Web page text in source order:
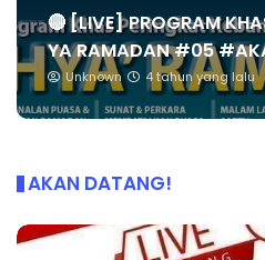
🔴 [LIVE] PROGRAM
YA RAMADAN #05
Unknown 4 tahun yang lalu
AKAN DATANG!